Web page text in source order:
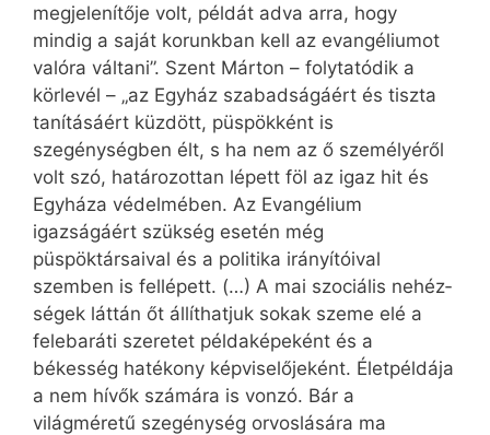
megjelenítője volt, példát adva arra, hogy
mindig a saját korunkban kell az evangéliumot
valóra vál­ta­ni”.­ Szent Márton – folytatódik a
körlevél – „az Egyház szabadságáért és tiszta
tanításáért küzdött, püspökként is
szegénységben élt, s ha nem az ő személyéről
volt szó, határozottan lépett föl az igaz hit és
Egyháza védelmében. Az Evangélium
igazságáért szükség esetén még
püspöktársaival és a politika irányítóival
szemben is fellépett. (…) A mai szociális nehéz­
ségek láttán őt állíthatjuk sokak szeme elé a
felebaráti szeretet példaképeként és a
békesség hatékony képviselőjeként. Életpéldája
a nem hívők számára is vonzó. Bár a
világméretű szegénység orvoslására ma